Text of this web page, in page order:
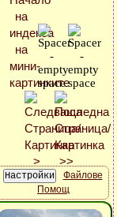
Файлове
Помощ